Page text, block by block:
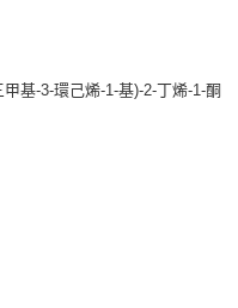
基-3-環己烯-1-基)-2-丁烯-1-酮